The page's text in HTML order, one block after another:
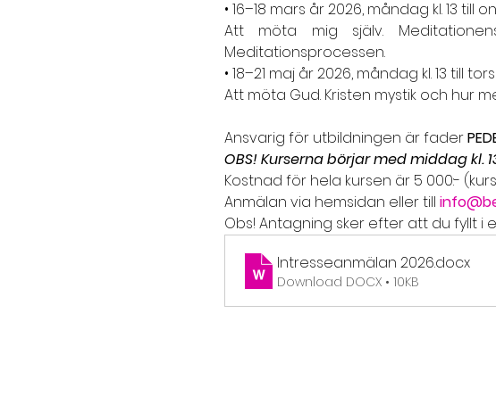
• 16–18 mars år 2026, måndag kl. 13 till
Att möta mig själv.
Meditationsprocessen.
• 18–21 maj år 2026, måndag kl. 13 till
Att möta Gud. Kristen mystik och hur
Ansvarig för utbildningen är fader
OBS! Kurserna börjar med middag kl.
Kostnad för hela kursen är 5 000:-
Anmälan via hemsidan eller till
Obs! Antagning sker efter att du fyllt i
Intresseanmälan 2026.docx
Download DOCX • 10KB